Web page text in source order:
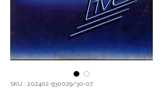
SKU : 202402-930029/30-07